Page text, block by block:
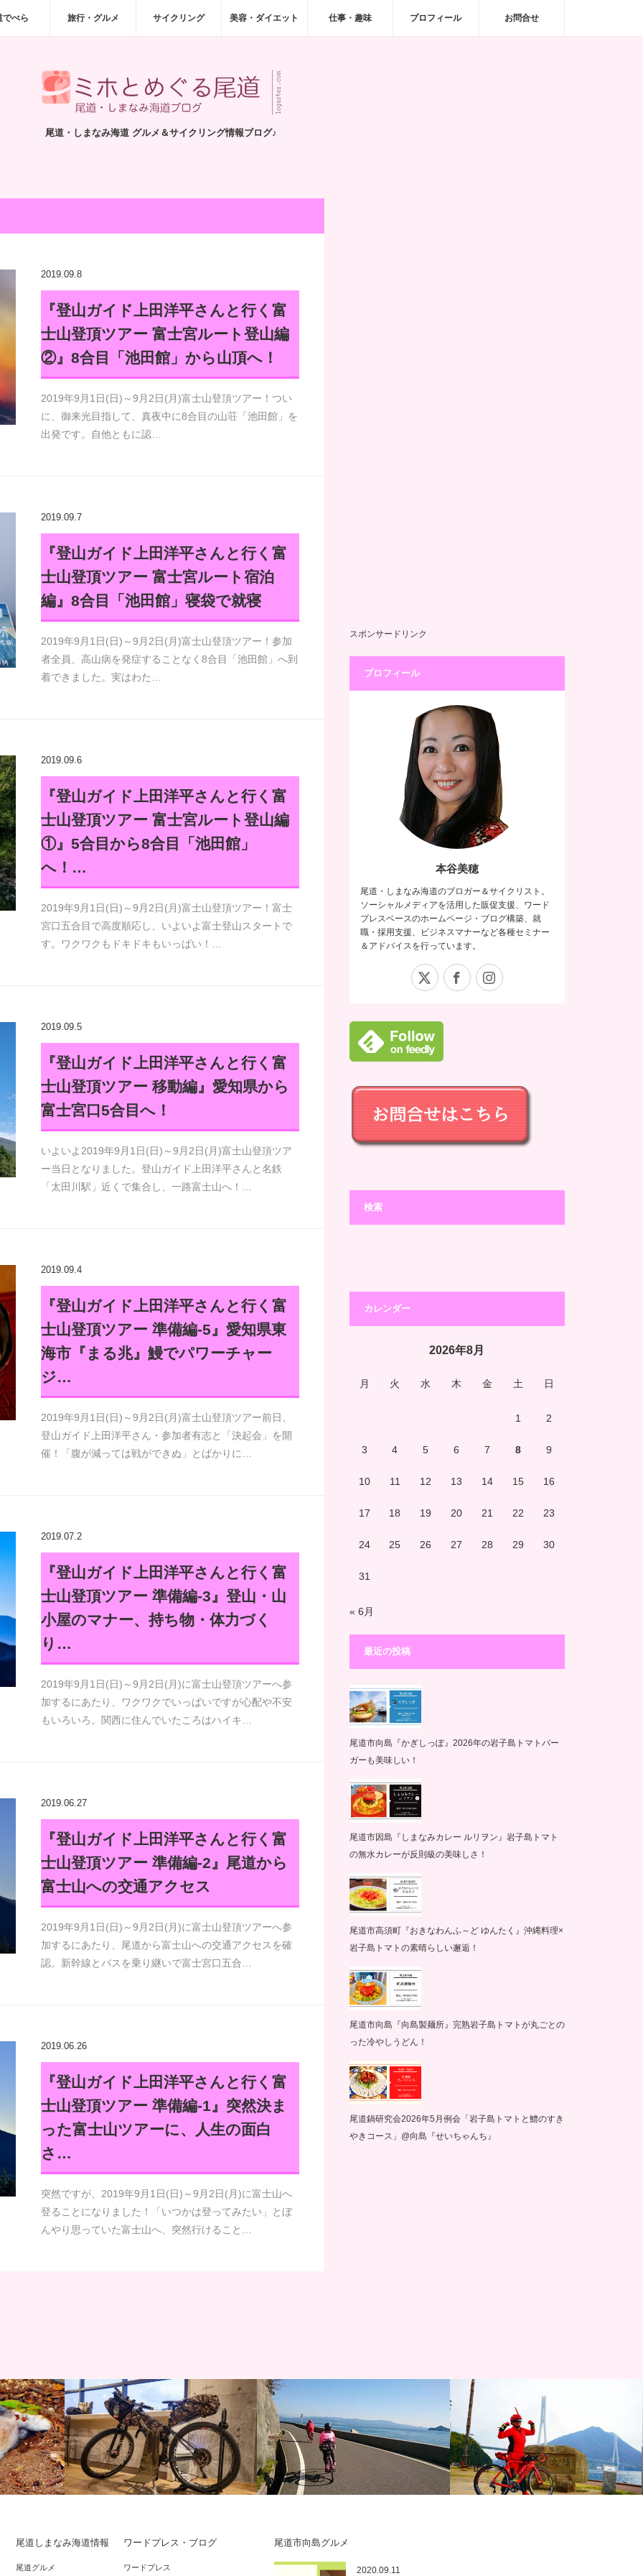
でべら 旅行・グルメ サイクリング 美容・ダイエット 仕事・趣味 プロフィール お問合せ
尾道・しまなみ海道 グルメ＆サイクリング情報ブログ♪
2019.09.8
『登山ガイド上田洋平さんと行く富
士山登頂ツアー 富士宮ルート登山編
②』8合目「池田館」から山頂へ！
2019年9月1日(日)～9月2日(月)富士山登頂ツアー！つい
に、御来光目指して、真夜中に8合目の山荘「池田館」を
出発です。自他ともに認…
2019.09.7
『登山ガイド上田洋平さんと行く富
士山登頂ツアー 富士宮ルート宿泊
編』8合目「池田館」寝袋で就寝
2019年9月1日(日)～9月2日(月)富士山登頂ツアー！参加
者全員、高山病を発症することなく8合目「池田館」へ到
着できました。実はわた…
2019.09.6
『登山ガイド上田洋平さんと行く富
士山登頂ツアー 富士宮ルート登山編
①』5合目から8合目「池田館」
へ！…
2019年9月1日(日)～9月2日(月)富士山登頂ツアー！富士
宮口五合目で高度順応し、いよいよ富士登山スタートで
す。ワクワクもドキドキもいっぱい！…
2019.09.5
『登山ガイド上田洋平さんと行く富
士山登頂ツアー 移動編』愛知県から
富士宮口5合目へ！
いよいよ2019年9月1日(日)～9月2日(月)富士山登頂ツア
ー当日となりました。登山ガイド上田洋平さんと名鉄
「太田川駅」近くで集合し、一路富士山へ！…
2019.09.4
『登山ガイド上田洋平さんと行く富
士山登頂ツアー 準備編-5』愛知県東
海市『まる兆』鰻でパワーチャー
ジ…
2019年9月1日(日)～9月2日(月)富士山登頂ツアー前日、
登山ガイド上田洋平さん・参加者有志と「決起会」を開
催！「腹が減っては戦ができぬ」とばかりに…
2019.07.2
『登山ガイド上田洋平さんと行く富
士山登頂ツアー 準備編-3』登山・山
小屋のマナー、持ち物・体力づく
り…
2019年9月1日(日)～9月2日(月)に富士山登頂ツアーへ参
加するにあたり、ワクワクでいっぱいですが心配や不安
もいろいろ。関西に住んでいたころはハイキ…
2019.06.27
『登山ガイド上田洋平さんと行く富
士山登頂ツアー 準備編-2』尾道から
富士山への交通アクセス
2019年9月1日(日)～9月2日(月)に富士山登頂ツアーへ参
加するにあたり、尾道から富士山への交通アクセスを確
認。新幹線とバスを乗り継いで富士宮口五合…
2019.06.26
『登山ガイド上田洋平さんと行く富
士山登頂ツアー 準備編-1』突然決ま
った富士山ツアーに、人生の面白
さ…
突然ですが、2019年9月1日(日)～9月2日(月)に富士山へ
登ることになりました！「いつかは登ってみたい」とぼ
んやり思っていた富士山へ、突然行けること…
スポンサードリンク
プロフィール
本谷美穂
尾道・しまなみ海道のブロガー＆サイクリスト。
ソーシャルメディアを活用した販促支援、ワード
プレスベースのホームページ・ブログ構築、就
職・採用支援、ビジネスマナーなど各種セミナー
＆アドバイスを行っています。
Facebook
検索
カレンダー
2026年8月
月 火 水 木 金 土 日
1 2
3 4 5 6 7 8 9
10 11 12 13 14 15 16
17 18 19 20 21 22 23
24 25 26 27 28 29 30
31
« 6月
最近の投稿
尾道市向島『かぎしっぽ』2026年の岩子島トマトバー
ガーも美味しい！
尾道市因島『しまなみカレー ルリヲン』岩子島トマト
の無水カレーが反則級の美味しさ！
尾道市高須町『おきなわんふ～ど ゆんたく』沖縄料理×
岩子島トマトの素晴らしい邂逅！
尾道市向島『向島製麺所』完熟岩子島トマトが丸ごとの
った冷やしうどん！
尾道鍋研究会2026年5月例会「岩子島トマトと鱧のすき
やきコース」@向島『せいちゃんち』
ァンライ 中国経済産業局「広域ラグジュアリーツ とびしま海道サイクリング 復路編：呉
尾道市向島グルメ
2020.09.11
尾道しまなみ海道情報
尾道グルメ
ワードプレス・ブログ
ワードプレス